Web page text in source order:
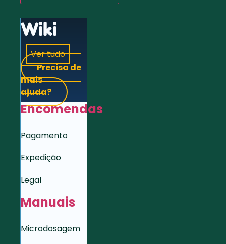
Wiki
Ver tudo
Precisa de
mais
ajuda?
Encomendas
Pagamento
Expedição
Legal
Manuais
Microdosagem